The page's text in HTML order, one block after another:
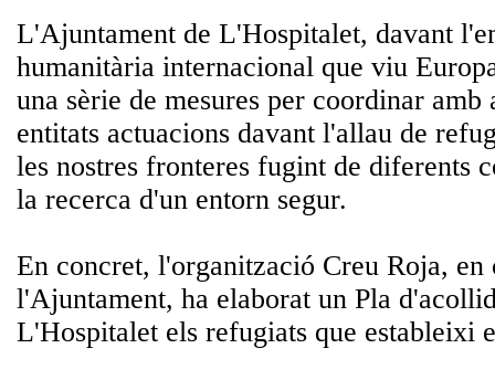
L'Ajuntament de L'Hospitalet, davant
humanitària internacional que viu
una sèrie de mesures per coordinar
entitats actuacions davant l'allau de
les nostres fronteres fugint de diferents
la recerca d'un entorn segur.
En concret, l'organització Creu Roja, en
l'Ajuntament, ha elaborat un Pla
L'Hospitalet els refugiats que estableixi